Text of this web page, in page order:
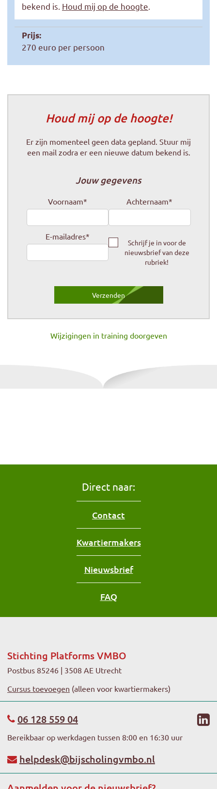
bekend is. Houd mij op de hoogte
Prijs:
270 euro per persoon
Houd mij op de hoogte!
Er zijn momenteel geen data gepland. Stuur mij
een mail zodra er een nieuwe datum bekend is.
Jouw gegevens
Voornaam* Achternaam*
E-mailadres*
Schrijf je in voor de
nieuwsbrief van deze
rubriek!
Wijzigingen in training doorgeven
Direct naar:
Contact
Kwartiermakers
Nieuwsbrief
FAQ
Stichting Platforms VMBO
Postbus 85246 | 3508 AE Utrecht
Cursus toevoegen (alleen voor kwartiermakers)
06 128 559 04
Bereikbaar op werkdagen tussen 8:00 en 16:30 uur
helpdesk@bijscholingvmbo.nl